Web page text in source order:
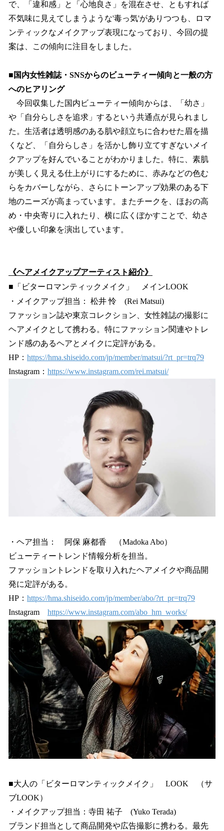
で、「違和感」と「心地良さ」を混在させ、ともすれば
不気味に見えてしまうような'毒っ気'がありつつも、ロマ
ンティックなメイクアップ表現になっており、今回の提
案は、この傾向に注目をしました。
■国内女性雑誌・SNSからのビューティー傾向と一般の方
へのヒアリング
今回収集した国内ビューティー傾向からは、「幼さ」
や「自分らしさを追求」するという共通点が見られまし
た。生活者は透明感のある肌や顔立ちに合わせた眉を描
くなど、「自分らしさ」を活かし飾り立てすぎないメイ
クアップを好んでいることがわかりました。特に、素肌
が美しく見える仕上がりにするために、赤みなどの色む
らをカバーしながら、さらにトーンアップ効果のある下
地のニーズが高まっています。またチークを、ほおの高
め・中央寄りに入れたり、横に広くぼかすことで、幼さ
や優しい印象を演出しています。
《ヘアメイクアップアーティスト紹介》
■「ビターロマンティックメイク」 メインLOOK
・メイクアップ担当： 松井 怜 (Rei Matsui)
ファッション誌や東京コレクション、女性雑誌の撮影に
ヘアメイクとして携わる。特にファッション関連やトレ
ンド感のあるヘアとメイクに定評がある。
HP： https://hma.shiseido.com/jp/member/matsui/?rt_pr=trq79
Instagram： https://www.instagram.com/rei.matsui/
・ヘア担当： 阿保 麻都香 （Madoka Abo）
ビューティートレンド情報分析を担当。
ファッショントレンドを取り入れたヘアメイクや商品開
発に定評がある。
HP： https://hma.shiseido.com/jp/member/abo/?rt_pr=trq79
Instagram https://www.instagram.com/abo_hm_works/
■大人の「ビターロマンティックメイク」 LOOK （サ
ブLOOK）
・メイクアップ担当：寺田 祐子 (Yuko Terada)
ブランド担当として商品開発や広告撮影に携わる。最先